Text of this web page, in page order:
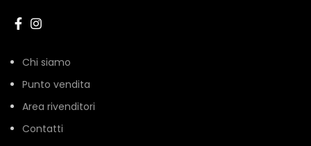
Chi siamo
Punto vendita
Area rivenditori
Contatti